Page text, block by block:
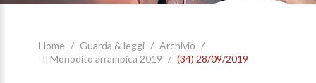
Home / Guarda & leggi / Archivio /
Il Monodito arrampica 2019 / (34) 28/09/2019